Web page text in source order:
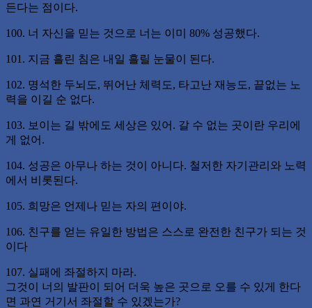
든다는 점이다.
100. 너 자신을 믿는 것으로 너는 이미 80% 성공했다.
101. 지금 흘린 침은 내일 흘릴 눈물이 된다.
102. 명석한 두뇌도, 뛰어난 체력도, 타고난 재능도, 끝없는 노
력을 이길 순 없다.
103. 보이는 길 밖에도 세상은 있어. 갈 수 없는 곳이란 우리에
게 없어.
104. 성공은 아무나 하는 것이 아니다. 철저한 자기관리와 노력
에서 비롯된다.
105. 희망은 언제나 믿는 자의 편이야.
106. 친구를 얻는 유일한 방법은 스스로 완전한 친구가 되는 것
이다
107. 실패에 좌절하지 마라.
그것이 너의 발판이 되어 더욱 높은 곳으로 오를 수 있게 한다
면 과연 거기서 좌절할 수 있겠는가?